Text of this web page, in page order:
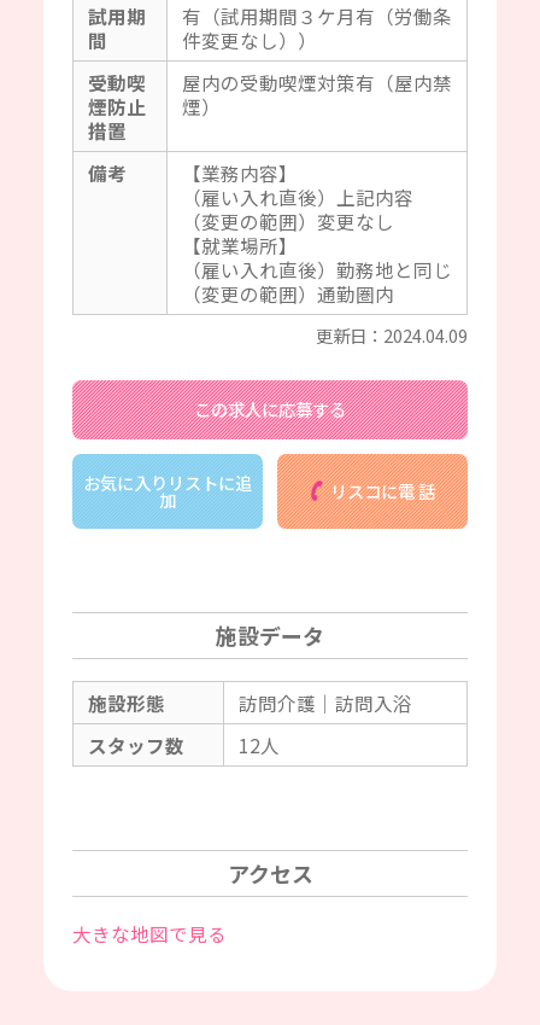
試用期
間
有（試用期間３ケ月有（労働条
件変更なし））
受動喫
煙防止
措置
屋内の受動喫煙対策有（屋内禁
煙）
備考
【業務内容】
（雇い入れ直後）上記内容
（変更の範囲）変更なし
【就業場所】
（雇い入れ直後）勤務地と同じ
（変更の範囲）通勤圏内
更新日：2024.04.09
この求人に応募する
お気に入りリストに追
加 リスコに電 話
施設データ
施設形態
訪問介護｜訪問入浴
スタッフ数
12人
アクセス
大きな地図で見る